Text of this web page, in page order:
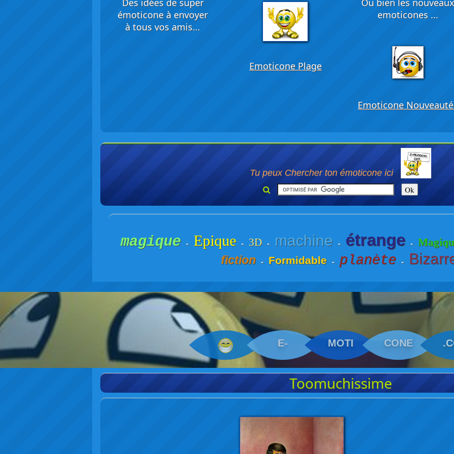
Des idées de super
émoticone à envoyer
à tous vos amis...
Emoticone Plage
Ou bien les
emoticones ...
Emoticone
Tu peux Chercher ton émoticone ici
magique - Epique - 3D - machine - étrange -
fiction - Formidable - planète -
E- MOTI CONE
Toomuchissime